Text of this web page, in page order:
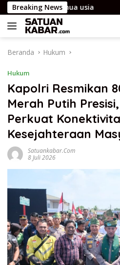
Langsung
ke
konten
Breaking News
semua usia Rutan
Beranda Hukum
Hukum
Kapolri Resmikan
Merah Putih
Perkuat
Kesejahteraan
Satuankabar.com
8 Juli 2026